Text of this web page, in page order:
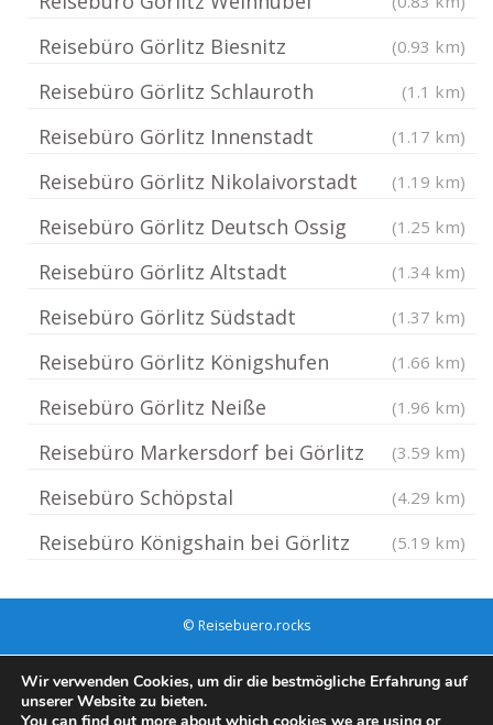
Reisebüro Görlitz Biesnitz (0.93 km)
Reisebüro Görlitz Schlauroth (1.1 km)
Reisebüro Görlitz Innenstadt (1.17 km)
Reisebüro Görlitz Nikolaivorstadt (1.19 km)
Reisebüro Görlitz Deutsch Ossig (1.25 km)
Reisebüro Görlitz Altstadt (1.34 km)
Reisebüro Görlitz Südstadt (1.37 km)
Reisebüro Görlitz Königshufen (1.66 km)
Reisebüro Görlitz Neiße (1.96 km)
Reisebüro Markersdorf bei Görlitz (3.59 km)
Reisebüro Schöpstal (4.29 km)
Reisebüro Königshain bei Görlitz (5.19 km)
© Reisebuero.rocks
Wir verwenden Cookies, um dir die bestmögliche Erfahrung auf
unserer Website zu bieten.